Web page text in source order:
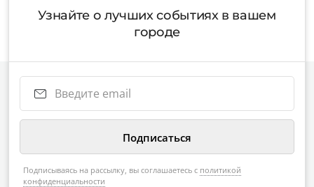
Узнайте о лучших событиях в вашем
городе
Подписываясь на рассылку, вы соглашаетесь с политикой
конфиденциальности